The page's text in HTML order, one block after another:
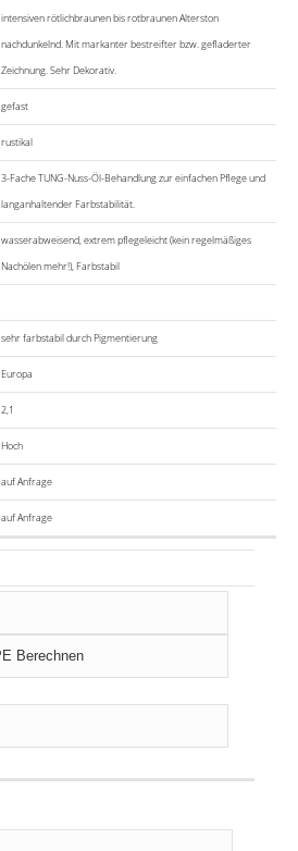
intensiven rötlichbraunen bis rotbraunen Alterston
nachdunkelnd. Mit markanter bestreifter bzw. gefladerter
Zeichnung. Sehr Dekorativ.
gefast
rustikal
3-Fache TUNG-Nuss-Öl-Behandlung zur einfachen Pflege und
langanhaltender Farbstabilität.
wasserabweisend, extrem pflegeleicht (kein regelmäßiges
Nachölen mehr!), Farbstabil
sehr farbstabil durch Pigmentierung
Europa
2,1
Hoch
auf Anfrage
auf Anfrage